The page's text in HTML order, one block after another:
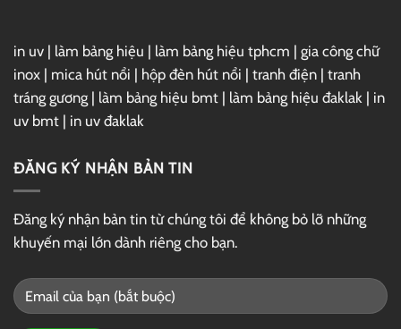
in uv | làm bảng hiệu | làm bảng hiệu tphcm | gia công chữ
inox | mica hút nổi | hộp đèn hút nổi | tranh điện | tranh
tráng gương | làm bảng hiệu bmt | làm bảng hiệu đaklak | in
uv bmt | in uv đaklak
ĐĂNG KÝ NHẬN BẢN TIN
Đăng ký nhận bản tin từ chúng tôi để không bỏ lỡ những
khuyến mại lớn dành riêng cho bạn.